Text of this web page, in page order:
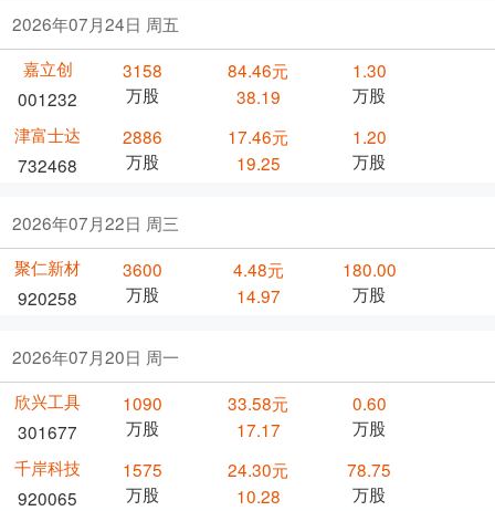
2026年07月24日 周五
嘉立创
001232
3158
万股
84.46元
38.19
1.30
万股
津富士达
732468
2886
万股
17.46元
19.25
1.20
万股
2026年07月22日 周三
聚仁新材
920258
3600
万股
4.48元
14.97
180.00
万股
2026年07月20日 周一
欣兴工具
301677
1090
万股
33.58元
17.17
0.60
万股
千岸科技
920065
1575
万股
24.30元
10.28
78.75
万股